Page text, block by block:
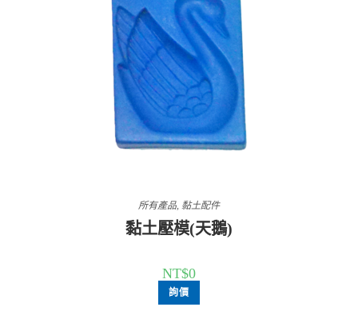
所有產品, 黏土配件
黏土壓模(天鵝)
NT$0
詢價